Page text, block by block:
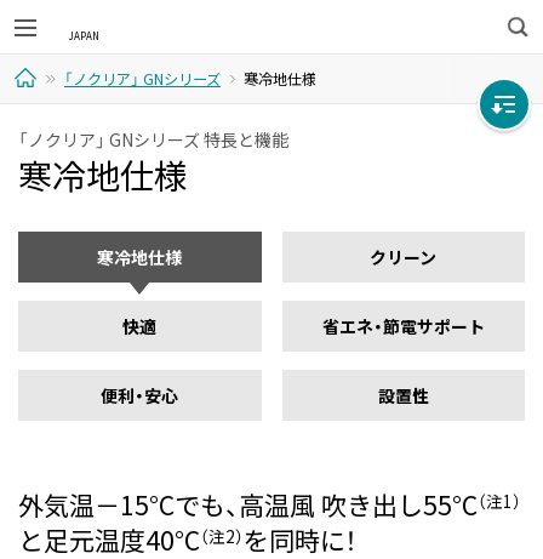
検
索
ー
「ノクリア」 GNシリーズ 寒冷地仕様
「ノクリア」 GNシリーズ 特長と機能
寒冷地仕様
寒冷地仕様 クリーン
快適 省エネ・節電サポート
便利・安心 設置性
外気温－15°Cでも、高温風 吹き出し55°C（注1）
と足元温度40°C（注2）を同時に！